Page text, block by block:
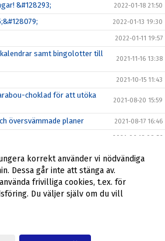
&#128293; 2022-01-18 21:50
2022-01-13 19:30
2022-01-11 19:57
samt bingolotter till
2021-11-16 13:38
2021-10-15 11:43
choklad för att utöka
2021-08-20 15:59
översvämmade planer 2021-08-17 16:46
2021-06-18 09:56
23 maj! 2021-04-28 08:29
kallelser! 2021-04-09 15:07
2021-04-08 21:39
Webbversion
korrekt använder vi nödvändiga
Dessa går inte att stänga av.
frivilliga cookies, t.ex. för
Du väljer själv om du vill